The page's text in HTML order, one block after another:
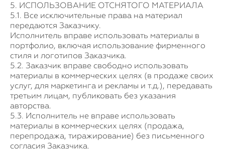
5. ИСПОЛЬЗОВАНИЕ ОТСНЯТОГО МАТЕРИАЛА
5.1. Все исключительные права на материал
передаются Заказчику.
Исполнитель вправе использовать материалы в
портфолио, включая использование фирменного
стиля и логотипов Заказчика.
5.2. Заказчик вправе свободно использовать
материалы в коммерческих целях (в продаже своих
услуг, для маркетинга и рекламы и т.д.), передавать
третьим лицам, публиковать без указания
авторства.
5.3. Исполнитель не вправе использовать
материалы в коммерческих целях (продажа,
перепродажа, тиражирование) без письменного
согласия Заказчика.